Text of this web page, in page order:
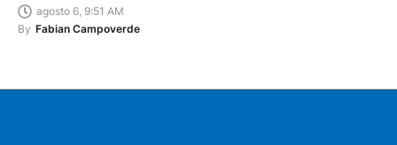
agosto 6, 9:51 AM
By Fabian Campoverde